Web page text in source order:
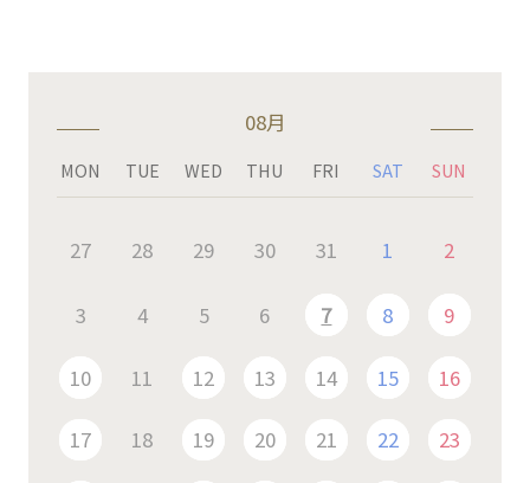
08月
MON TUE WED THU FRI SAT SUN
27 28 29 30 31 1 2
3 4 5 6 7 8 9
10 11 12 13 14 15 16
17 18 19 20 21 22 23